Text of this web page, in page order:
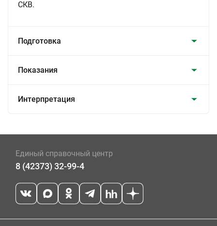
СКВ.
Подготовка
Показания
Интерпретация
Единый справочный центр
8 (42373) 32-99-4